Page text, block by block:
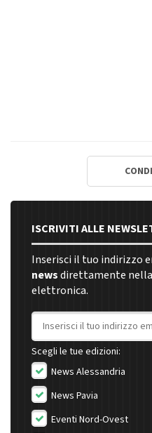
ISCRIVITI ALLE
Inserisci il tuo indirizzo
newsdirettamente
elettronica.
Indirizzo email
Scegli le tue edizioni:
News Alessandria
News Pavia
Eventi Nord-Ovest